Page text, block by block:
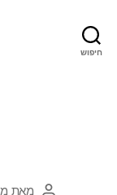
חיפוש
המחבר
מאת